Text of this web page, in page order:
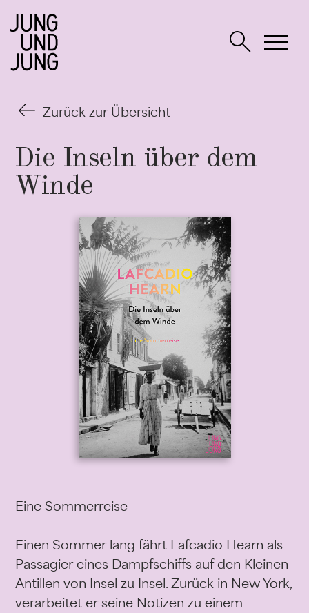
Zurück zur Übersicht
Die Inseln über dem
Winde
Eine Sommerreise
Einen Sommer lang fährt Lafcadio Hearn als
Passagier eines Dampfschiffs auf den Kleinen
Antillen von Insel zu Insel. Zurück in New York,
verarbeitet er seine Notizen zu einem